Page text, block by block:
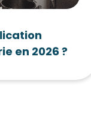
en 2026 ?